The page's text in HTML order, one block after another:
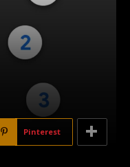
Pinterest